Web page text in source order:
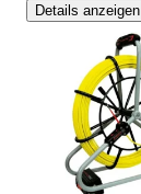
Details anzeigen